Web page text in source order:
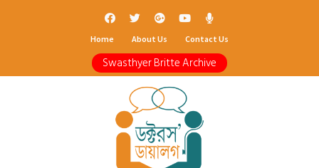
Home About Us Contact Us
Swasthyer Britte Archive